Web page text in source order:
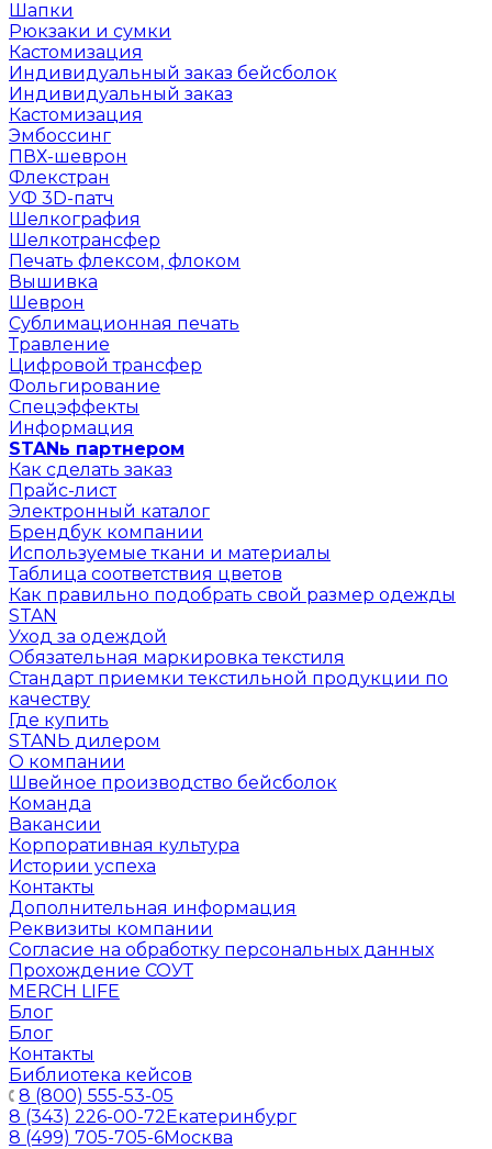
Шапки
Рюкзаки и сумки
Кастомизация
Индивидуальный заказ бейсболок
Индивидуальный заказ
Кастомизация
Эмбоссинг
ПВХ-шеврон
Флекстран
УФ 3D-патч
Шелкография
Шелкотрансфер
Печать флексом, флоком
Вышивка
Шеврон
Сублимационная печать
Травление
Цифровой трансфер
Фольгирование
Спецэффекты
Информация
STANь партнером
Как сделать заказ
Прайс-лист
Электронный каталог
Брендбук компании
Используемые ткани и материалы
Таблица соответствия цветов
Как правильно подобрать свой размер одежды
STAN
Уход за одеждой
Обязательная маркировка текстиля
Стандарт приемки текстильной продукции по
качеству
Где купить
STANЬ дилером
О компании
Швейное производство бейсболок
Команда
Вакансии
Корпоративная культура
Истории успеха
Контакты
Дополнительная информация
Реквизиты компании
Согласие на обработку персональных данных
Прохождение СОУТ
MERCH LIFE
Блог
Блог
Контакты
Библиотека кейсов
8 (800) 555-53-05
8 (343) 226-00-72Екатеринбург
8 (499) 705-705-6Москва